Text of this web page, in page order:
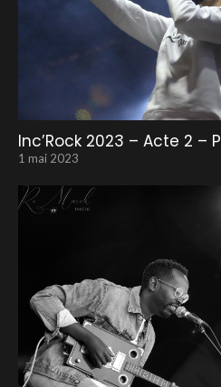
Inc’Rock 2023 – Acte 2 –
1 mai 2023